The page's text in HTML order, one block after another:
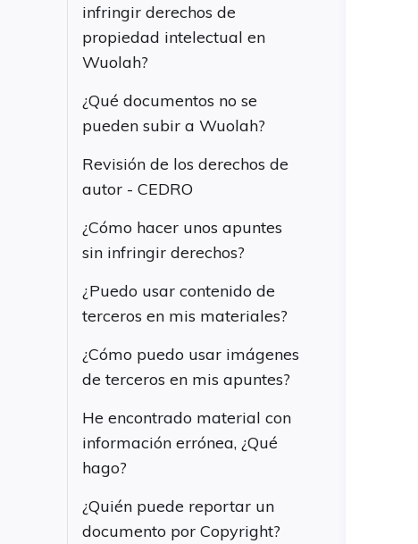
infringir derechos de
propiedad intelectual en
Wuolah?
¿Qué documentos no se
pueden subir a Wuolah?
Revisión de los derechos de
autor - CEDRO
¿Cómo hacer unos apuntes
sin infringir derechos?
¿Puedo usar contenido de
terceros en mis materiales?
¿Cómo puedo usar imágenes
de terceros en mis apuntes?
He encontrado material con
información errónea, ¿Qué
hago?
¿Quién puede reportar un
documento por Copyright?